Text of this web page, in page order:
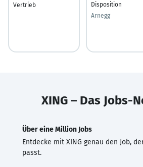
Vertrieb
Disposition
Arnegg
XING – Das Jobs-
Über eine Million Jobs
Entdecke mit XING genau den Job,
passt.